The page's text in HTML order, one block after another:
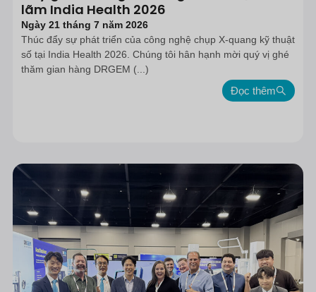
lãm India Health 2026
Ngày 21 tháng 7 năm 2026
Thúc đẩy sự phát triển của công nghệ chụp X-quang kỹ thuật
số tại India Health 2026. Chúng tôi hân hạnh mời quý vị ghé
thăm gian hàng DRGEM (...)
Đọc thêm